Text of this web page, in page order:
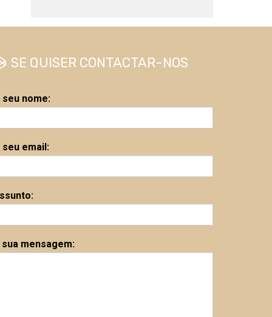
SE QUISER CONTACTAR-NOS
seu nome:
seu email:
sua mensagem: